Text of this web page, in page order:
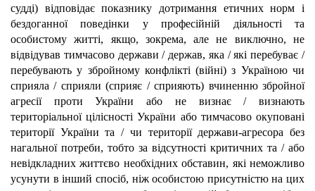
судді) відповідає показнику дотримання етичних норм і
бездоганної поведінки у професійній діяльності та
особистому житті, якщо, зокрема, але не виключно, не
відвідував тимчасово держави / держав, яка / які перебуває /
перебувають у збройному конфлікті (війні) з Україною чи
сприяла / сприяли (сприяє / сприяють) вчиненню збройної
агресії проти України або не визнає / визнають
територіальної цілісності України або тимчасово окуповані
території України та / чи території держави-агресора без
нагальної потреби, тобто за відсутності критичних та / або
невідкладних життєво необхідних обставин, які неможливо
усунути в інший спосіб, ніж особистою присутністю на цих